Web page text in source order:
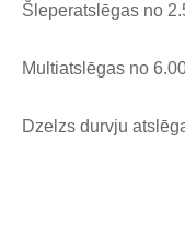
Šleperatslēgas no
Multiatslēgas no
Dzelzs durvju